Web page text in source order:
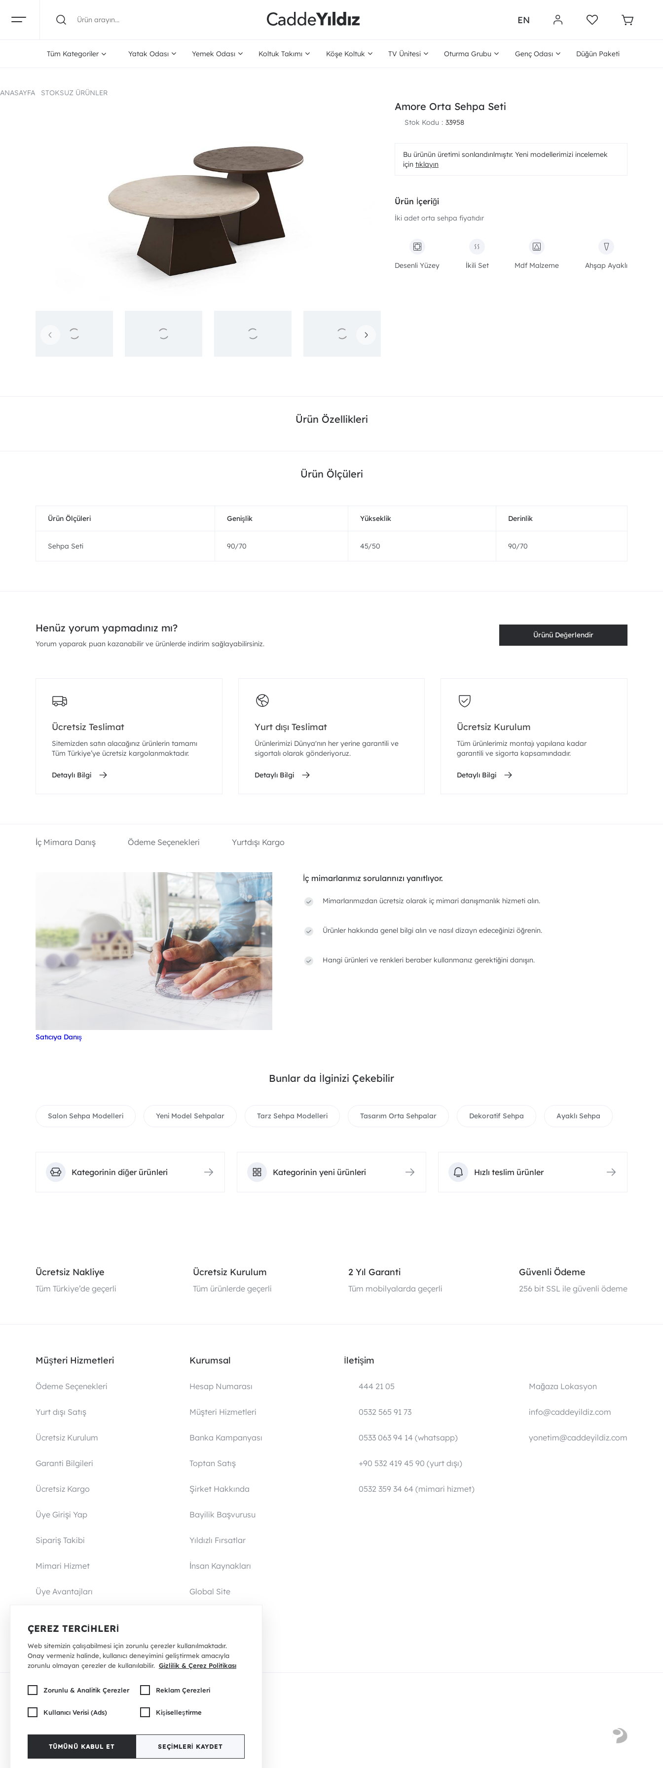
EN
Tüm Kategoriler Yatak Odası Yemek Odası Koltuk Takımı Köşe Koltuk TV Ünitesi Oturma Grubu Genç Odası Düğün Paketi
ANASAYFA STOKSUZ ÜRÜNLER
Amore Orta Sehpa Seti
Stok Kodu 33958
Bu ürünün üretimi sonlandırılmıştır. Yeni modellerimizi incelemek
için tıklayın
Ürün İçeriği
İki adet orta sehpa fiyatıdır
Desenli Yüzey İkili Set Mdf Malzeme Ahşap Ayaklı
Ürün Özellikleri
Ürün Ölçüleri
Ürün Ölçüleri Genişlik Yükseklik Derinlik
Sehpa Seti 90/70 45/50 90/70
Henüz yorum yapmadınız mı?
Yorum yaparak puan kazanabilir ve ürünlerde indirim sağlayabilirsiniz.
Ürünü Değerlendir
Ücretsiz Teslimat
Sitemizden satın alacağınız ürünlerin tamamı
Tüm Türkiye’ye ücretsiz kargolanmaktadır.
Detaylı Bilgi
Yurt dışı Teslimat
Ürünlerimizi Dünya'nın her yerine garantili ve
sigortalı olarak gönderiyoruz.
Detaylı Bilgi
Ücretsiz Kurulum
Tüm ürünlerimiz montajı yapılana kadar
garantili ve sigorta kapsamındadır.
Detaylı Bilgi
İç Mimara Danış Ödeme Seçenekleri Yurtdışı Kargo
İç mimarlarımız sorularınızı yanıtlıyor.
Mimarlarımızdan ücretsiz olarak iç mimari danışmanlık hizmeti alın.
Ürünler hakkında genel bilgi alın ve nasıl dizayn edeceğinizi öğrenin.
Hangi ürünleri ve renkleri beraber kullanmanız gerektiğini danışın.
Satıcıya Danış
Bunlar da İlginizi Çekebilir
Salon Sehpa Modelleri Yeni Model Sehpalar Tarz Sehpa Modelleri Tasarım Orta Sehpalar Dekoratif Sehpa Ayaklı Sehpa
Kategorinin diğer ürünleri Kategorinin yeni ürünleri Hızlı teslim ürünler
Ücretsiz Nakliye
Tüm Türkiye’de geçerli
Ücretsiz Kurulum
Tüm ürünlerde geçerli
2 Yıl Garanti
Tüm mobilyalarda geçerli
Güvenli Ödeme
256 bit SSL ile güvenli ödeme
Müşteri Hizmetleri
Ödeme Seçenekleri
Yurt dışı Satış
Ücretsiz Kurulum
Garanti Bilgileri
Ücretsiz Kargo
Üye Girişi Yap
Sipariş Takibi
Mimari Hizmet
Üye Avantajları
Kurumsal
Hesap Numarası
Müşteri Hizmetleri
Banka Kampanyası
Toptan Satış
Şirket Hakkında
Bayilik Başvurusu
Yıldızlı Fırsatlar
İnsan Kaynakları
Global Site
İletişim
444 21 05
0532 565 91 73
0533 063 94 14 (whatsapp)
+90 532 419 45 90 (yurt dışı)
0532 359 34 64 (mimari hizmet)
Mağaza Lokasyon
info@caddeyildiz.com
yonetim@caddeyildiz.com
© 1992 - 2026 CaddeYıldız Mobilya A.Ş
ÇEREZ TERCIHLERI
Web sitemizin çalışabilmesi için zorunlu çerezler kullanılmaktadır.
Onay vermeniz halinde, kullanıcı deneyimini geliştirmek amacıyla
zorunlu olmayan çerezler de kullanılabilir. Gizlilik & Çerez Politikası
Zorunlu & Analitik Çerezler Reklam Çerezleri
Kullanıcı Verisi (Ads) Kişiselleştirme
TÜMÜNÜ KABUL ET SEÇIMLERI KAYDET